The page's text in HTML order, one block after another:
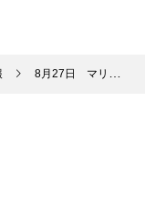
8月27日 マリーナ情報